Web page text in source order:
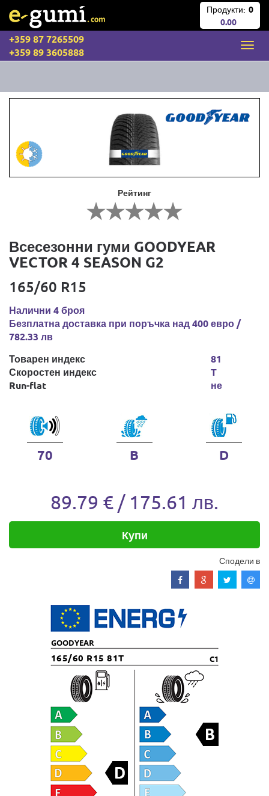
Продукти: 0
0.00
+359 87 7265509
+359 89 3605888
Рейтинг
Всесезонни гуми GOODYEAR
VECTOR 4 SEASON G2
165/60 R15
Налични 4 броя
Безплатна доставка при поръчка над 400 евро /
782.33 лв
Товарен индекс
Скоростен индекс
Run-flat
81
T
не
70 B D
89.79 € / 175.61 лв.
Купи
Сподели в
GOODYEAR
165/60 R15 81T C1